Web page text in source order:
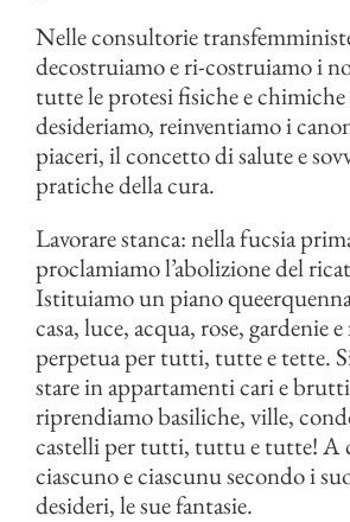
Nelle consultorie
decostruiamo e ri-costruiamo i
tutte le protesi fisiche e chimiche
desideriamo, reinventiamo i
piaceri, il concetto di salute e
pratiche della cura.
Lavorare stanca: nella fucsia
proclamiamo l’abolizione del
Istituiamo un piano
casa, luce, acqua, rose, gardenie
perpetua per tutti, tutte e tette.
stare in appartamenti cari e
riprendiamo basiliche, ville,
castelli per tutti, tuttu e tutte! A
ciascuno e ciascunu secondo i
desideri, le sue fantasie.